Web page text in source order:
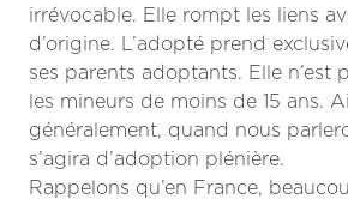
irrévocable. Elle rompt les liens
d’origine. L’adopté prend
ses parents adoptants. Elle n’est
les mineurs de moins de 15 ans.
généralement, quand nous
s’agira d’adoption plénière.
Rappelons qu’en France,